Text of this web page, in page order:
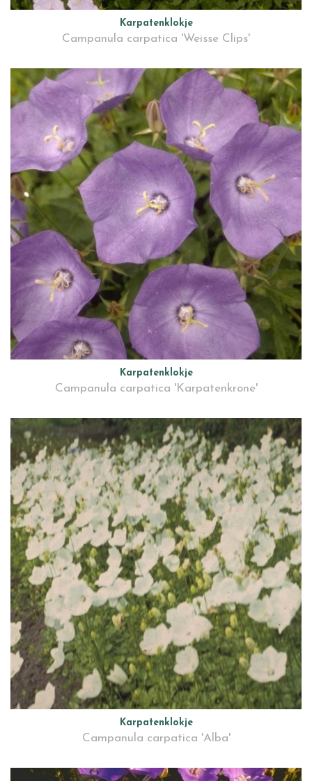
Karpatenklokje
Campanula carpatica 'Weisse Clips'
Karpatenklokje
Campanula carpatica 'Karpatenkrone'
Karpatenklokje
Campanula carpatica 'Alba'